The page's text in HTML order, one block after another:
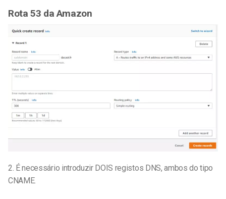
Rota 53 da Amazon
2. É necessário introduzir DOIS registos DNS, ambos do tipo
CNAME.